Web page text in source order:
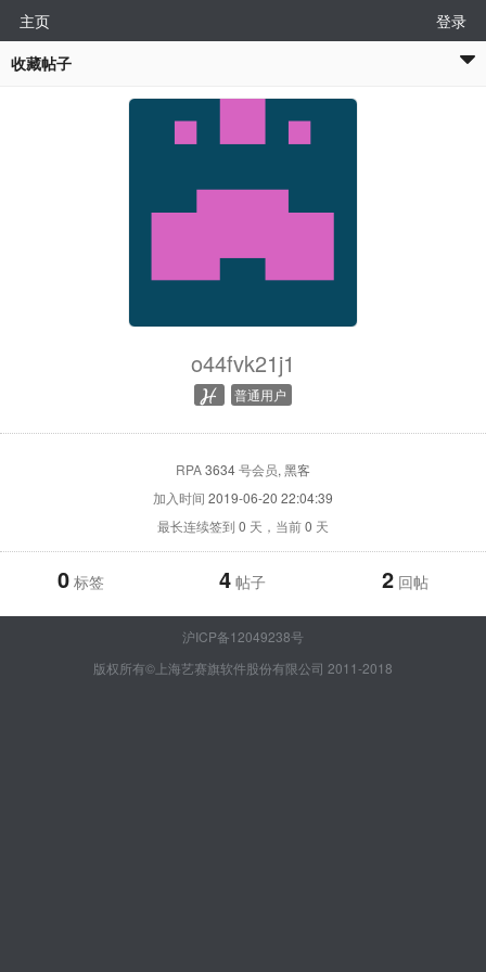
主页
登录
收藏帖子
o44fvk21j1
普通用户
RPA3634号会员, 黑客
加入时间 2019-06-20 22:04:39
最长连续签到 0 天，当前0 天
0 标签 4 帖子 2 回帖
沪ICP备12049238号
版权所有©上海艺赛旗软件股份有限公司 2011-2018